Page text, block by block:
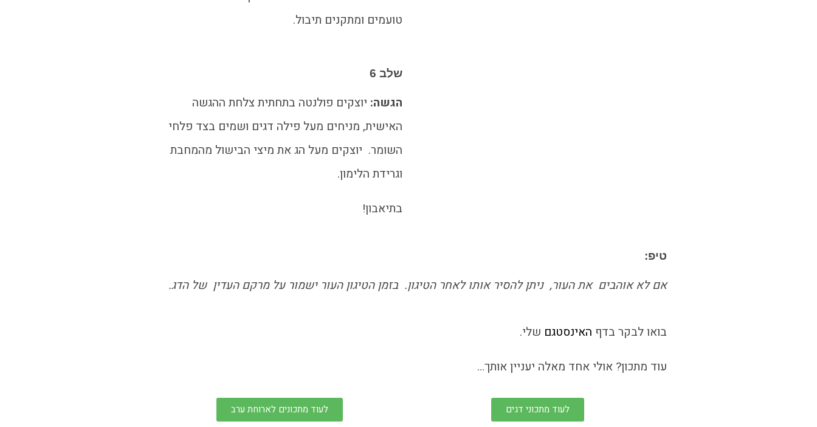
טועמים ומתקנים תיבול.
שלב 6
הגשה: יוצקים פולנטה בתחתית צלחת ההגשה
האישית, מניחים מעל פילה דגים ושמים בצד פלחי
השומר. יוצקים מעל הג את מיצי הבישול מהמחבת
וגרידת הלימון.
בתיאבון!
טיפ:
אם לא אוהבים את העור, ניתן להסיר אותו לאחר הטיגון. בזמן הטיגון העור ישמור על מרקם העדין של הדג.
בואו לבקר בדף האינסטגם שלי.
עוד מתכון? אולי אחד מאלה יעניין אותך…
לעוד מתכוני דגים לעוד מתכונים לארוחת ערב